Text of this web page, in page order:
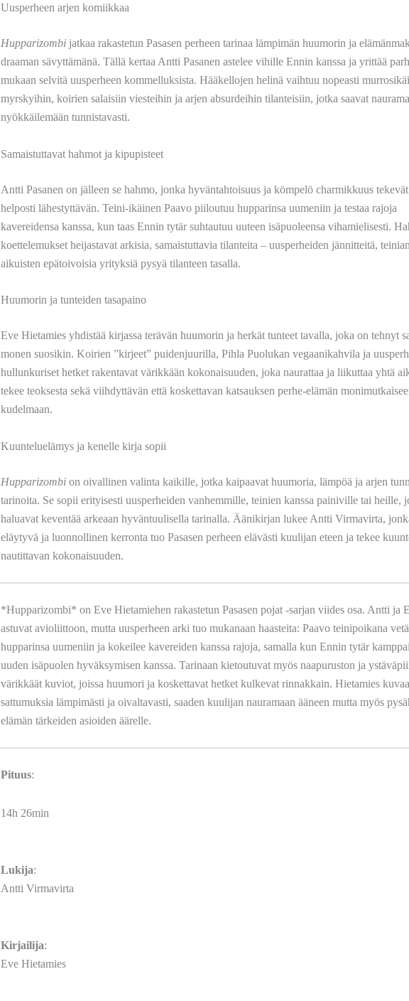
Uusperheen arjen komiikkaa
Hupparizombi jatkaa rakastetun Pasasen perheen tarinaa lämpimän huumorin ja
draaman sävyttämänä. Tällä kertaa Antti Pasanen astelee vihille Ennin kanssa ja yrittää
mukaan selvitä uusperheen kommelluksista. Hääkellojen helinä vaihtuu nopeasti
myrskyihin, koirien salaisiin viesteihin ja arjen absurdeihin tilanteisiin, jotka saavat
nyökkäilemään tunnistavasti.
Samaistuttavat hahmot ja kipupisteet
Antti Pasanen on jälleen se hahmo, jonka hyväntahtoisuus ja kömpelö charmikkuus tekevät
helposti lähestyttävän. Teini-ikäinen Paavo piiloutuu hupparinsa uumeniin ja testaa rajoja
kavereidensa kanssa, kun taas Ennin tytär suhtautuu uuteen isäpuoleensa vihamielisesti.
koettelemukset heijastavat arkisia, samaistuttavia tilanteita – uusperheiden jännitteitä,
aikuisten epätoivoisia yrityksiä pysyä tilanteen tasalla.
Huumorin ja tunteiden tasapaino
Eve Hietamies yhdistää kirjassa terävän huumorin ja herkät tunteet tavalla, joka on tehnyt
monen suosikin. Koirien ”kirjeet” puidenjuurilla, Pihla Puolukan vegaanikahvila ja
hullunkuriset hetket rakentavat värikkään kokonaisuuden, joka naurattaa ja liikuttaa yhtä
tekee teoksesta sekä viihdyttävän että koskettavan katsauksen perhe-elämän
kudelmaan.
Kuunteluelämys ja kenelle kirja sopii
Hupparizombi on oivallinen valinta kaikille, jotka kaipaavat huumoria, lämpöä ja arjen
tarinoita. Se sopii erityisesti uusperheiden vanhemmille, teinien kanssa painiville tai heille,
haluavat keventää arkeaan hyväntuulisella tarinalla. Äänikirjan lukee Antti Virmavirta,
eläytyvä ja luonnollinen kerronta tuo Pasasen perheen elävästi kuulijan eteen ja tekee
nautittavan kokonaisuuden.
*Hupparizombi* on Eve Hietamiehen rakastetun Pasasen pojat -sarjan viides osa. Antti ja
astuvat avioliittoon, mutta uusperheen arki tuo mukanaan haasteita: Paavo teinipoikana
hupparinsa uumeniin ja kokeilee kavereiden kanssa rajoja, samalla kun Ennin tytär
uuden isäpuolen hyväksymisen kanssa. Tarinaan kietoutuvat myös naapuruston ja
värikkäät kuviot, joissa huumori ja koskettavat hetket kulkevat rinnakkain. Hietamies
sattumuksia lämpimästi ja oivaltavasti, saaden kuulijan nauramaan ääneen mutta myös
elämän tärkeiden asioiden äärelle.
Pituus:
14h 26min
Lukija:
Antti Virmavirta
Kirjailija:
Eve Hietamies